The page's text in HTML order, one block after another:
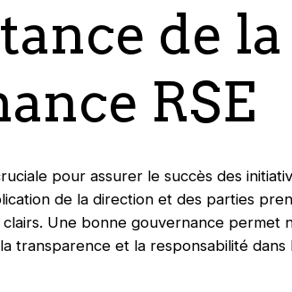
de la
RSE
pour assurer le succès des
de la direction et des parties
Une bonne gouvernance permet
transparence et la responsabilité